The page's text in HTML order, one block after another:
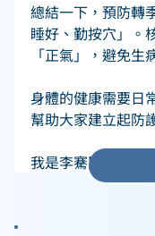
總結一下，預防轉
睡好、勤按穴」。
「正氣」，避免生
身體的健康需要日
幫助大家建立起防
我是李騫賢醫師，